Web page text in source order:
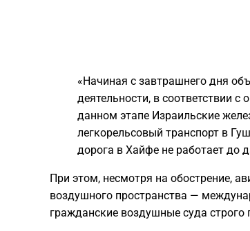
«Начиная с завтрашнего дня
деятельности, в соответствии
данном этапе Израильские
легкорельсовый транспорт в
дорога в Хайфе не работает до
При этом, несмотря на обострение,
воздушного пространства —
гражданские воздушные суда строго